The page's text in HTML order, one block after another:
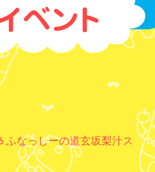
ふなっしーの道玄坂梨汁ス